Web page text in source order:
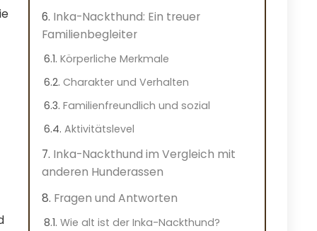
Inka-Nackthund: Ein treuer
Familienbegleiter
Körperliche Merkmale
Charakter und Verhalten
Familienfreundlich und sozial
Aktivitätslevel
Inka-Nackthund im Vergleich mit
anderen Hunderassen
Fragen und Antworten
Wie alt ist der Inka-Nackthund?